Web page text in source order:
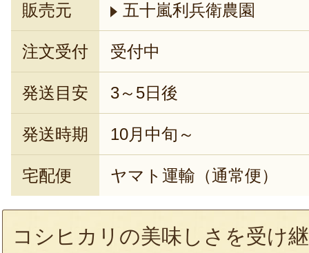
販売元 五十嵐利兵衛農園
注文受付 受付中
発送目安 3～5日後
発送時期 10月中旬～
宅配便 ヤマト運輸（通常便）
コシヒカリの美味しさを受け